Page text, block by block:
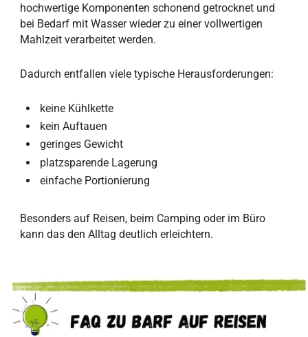
hochwertige Komponenten schonend getrocknet und
bei Bedarf mit Wasser wieder zu einer vollwertigen
Mahlzeit verarbeitet werden.
Dadurch entfallen viele typische Herausforderungen:
keine Kühlkette
kein Auftauen
geringes Gewicht
platzsparende Lagerung
einfache Portionierung
Besonders auf Reisen, beim Camping oder im Büro
kann das den Alltag deutlich erleichtern.